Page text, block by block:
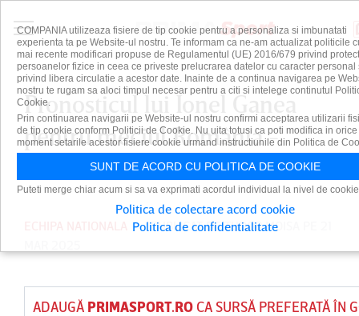
Pronosticul lui Ionel Ganea
pentru meciul România -
Bosnia
PUBLICAT DETUDOR MOISA
ADAUGĂ PRIMASPORT.ROCA SURSĂ PREFERATĂ ÎN
COMPANIA utilizeaza fisiere de tip cookie pentru a personaliza si imbunatati
experienta ta pe Website-ul nostru. Te informam ca ne-am actualizat politicile
mai recente modificari propuse de Regulamentul (UE) 2016/679 privind
persoanelor fizice in ceea ce priveste prelucrarea datelor cu caracter personal
privind libera circulatie a acestor date. Inainte de a continua navigarea pe
nostru te rugam sa aloci timpul necesar pentru a citi si intelege continutul
Cookie.
Prin continuarea navigarii pe Website-ul nostru confirmi acceptarea utilizarii
de tip cookie conform Politicii de Cookie. Nu uita totusi ca poti modifica in orice
moment setarile acestor fisiere cookie urmand instructiunile din Politica de
SUNT DE ACORD CU POLITICA DE COOKIE
Puteti merge chiar acum si sa va exprimati acordul individual la nivel de
Politica de colectare acord cookie
Politica de confidentialitate